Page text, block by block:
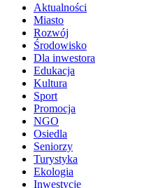
Aktualności
Miasto
Rozwój
Środowisko
Dla inwestora
Edukacja
Kultura
Sport
Promocja
NGO
Osiedla
Seniorzy
Turystyka
Ekologia
Inwestycje